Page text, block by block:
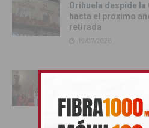
Orihuela despide la
hasta el próximo
retirada
19/07/2026
La tradición toma
19/07/2026